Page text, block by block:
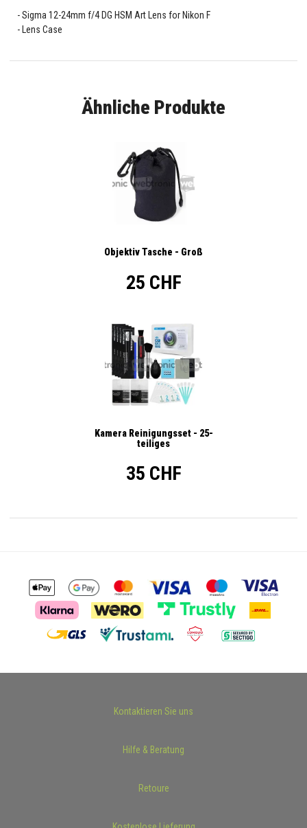
Sigma 12-24mm f/4 DG HSM Art Lens for Nikon F
Lens Case
Ähnliche Produkte
Objektiv Tasche - Groß
25 CHF
Kamera Reinigungsset - 25-
teiliges
35 CHF
Kontaktieren Sie uns
Hilfe & Beratung
Retoure